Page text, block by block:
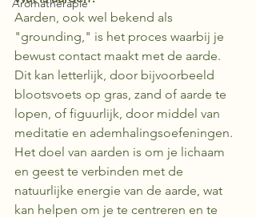
Aromatherapie
Aarden, ook wel bekend als
"grounding," is het proces waarbij je
bewust contact maakt met de aarde.
Dit kan letterlijk, door bijvoorbeeld
blootsvoets op gras, zand of aarde te
lopen, of figuurlijk, door middel van
meditatie en ademhalingsoefeningen.
Het doel van aarden is om je lichaam
en geest te verbinden met de
natuurlijke energie van de aarde, wat
kan helpen om je te centreren en te